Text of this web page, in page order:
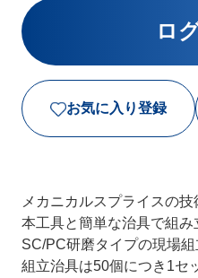
お気に入り登録
メカニカルスプライスの
本工具と簡単な治具で組み
SC/PC研磨タイプの現場組
組立治具は50個につき1セ